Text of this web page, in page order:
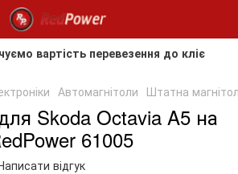
перевезення до клієнта, але
Автомагнітоли Штатна
Skoda Octavia A5 на
61005
відгук